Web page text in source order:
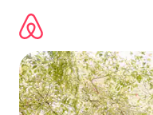
contenido